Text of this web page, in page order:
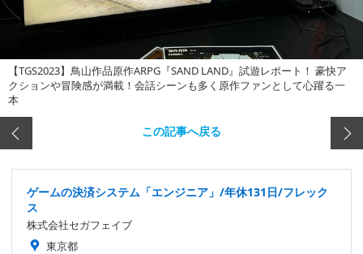
【TGS2023】鳥山作品原作ARPG『SAND LAND』試遊レポート！ 豪快ア
クションや冒険感が満載！会話シーンも多く原作ファンとして心躍る一
本
この記事へ戻る
ゲームの決済システム「エンジニア」/年休131日/フレック
ス
株式会社セガフェイブ
東京都